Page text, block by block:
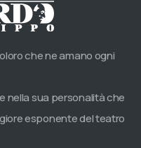
che ne amano ogni
nella sua personalità che
esponente del teatro